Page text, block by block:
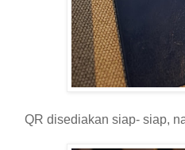
QR disediakan siap- siap,